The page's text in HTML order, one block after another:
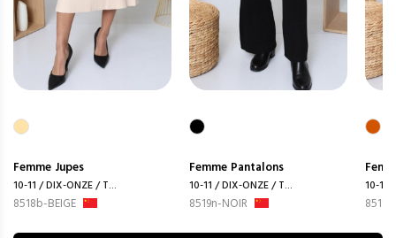
Femme Jupes
10-11 / DIX-ONZE / T...
8518b-BEIGE
Femme Pantalons
10-11 / DIX-ONZE / T...
8519n-NOIR
10-11